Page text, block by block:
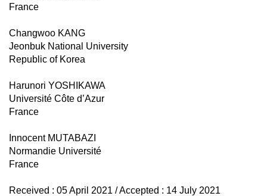
France
Changwoo KANG
Jeonbuk National University
Republic of Korea
Harunori YOSHIKAWA
Université Côte d’Azur
France
Innocent MUTABAZI
Normandie Université
France
Received : 05 April 2021 / Accepted : 14 July 2021